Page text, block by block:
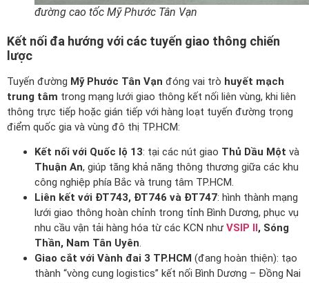
đường cao tốc Mỹ Phước Tân Vạn
Kết nối đa hướng với các tuyến giao thông chiến
lược
Tuyến đường Mỹ Phước Tân Vạn đóng vai trò huyết mạch
trung tâm trong mạng lưới giao thông kết nối liên vùng, khi liên
thông trực tiếp hoặc gián tiếp với hàng loạt tuyến đường trọng
điểm quốc gia và vùng đô thị TP.HCM:
Kết nối với Quốc lộ 13: tại các nút giao Thủ Dầu Một và
Thuận An, giúp tăng khả năng thông thương giữa các khu
công nghiệp phía Bắc và trung tâm TP.HCM.
Liên kết với ĐT743, ĐT746 và ĐT747: hình thành mạng
lưới giao thông hoàn chỉnh trong tỉnh Bình Dương, phục vụ
nhu cầu vận tải hàng hóa từ các KCN như VSIP II, Sóng
Thần, Nam Tân Uyên.
Giao cắt với Vành đai 3 TP.HCM (đang hoàn thiện): tạo
thành “vòng cung logistics” kết nối Bình Dương – Đồng Nai